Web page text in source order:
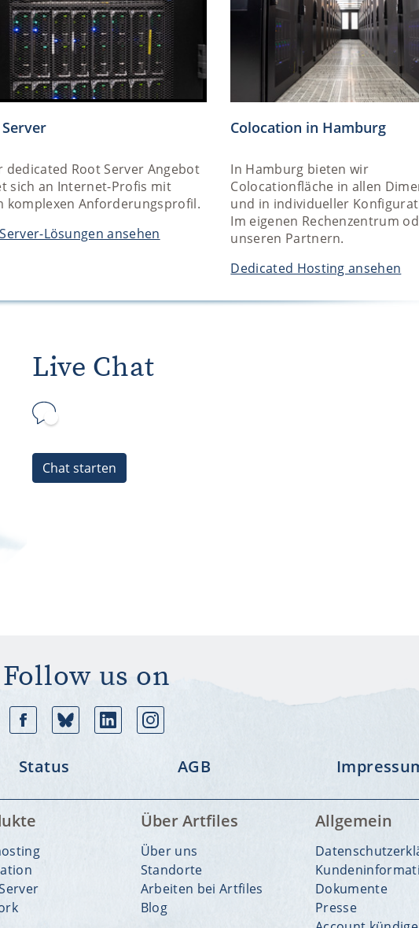
dedicated Root Server Angebot
sich an Internet-Profis mit
komplexen Anforderungsprofil.
Lösungen ansehen
Colocation in Hamburg
In Hamburg bieten wir
Colocationfläche in allen
und in individueller
Im eigenen Rechenzentrum
unseren Partnern.
Dedicated Hosting ansehen
Live Chat
Chat starten
Follow us on
FacebookBluesky
Status AGB
Über Artfiles
Über uns
Standorte
Arbeiten bei Artfiles
Blog
Allgemein
Dokumente
Presse